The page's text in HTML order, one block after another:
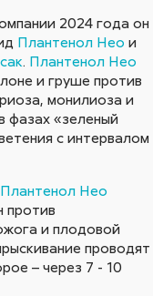
2024 года он
Плантенол Нео и
. Плантенол Нео
и груше против
монилиоза и
фазах «зеленый
с интервалом
Плантенол Нео
против
и плодовой
проводят
– через 7 - 10